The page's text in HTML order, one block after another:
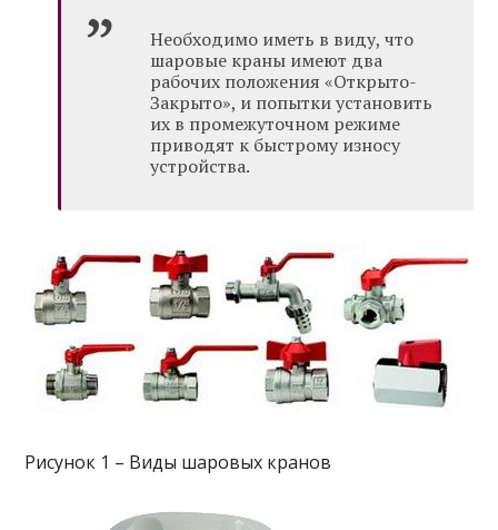
Необходимо иметь в виду, что
шаровые краны имеют два
рабочих положения «Открыто-
Закрыто», и попытки установить
их в промежуточном режиме
приводят к быстрому износу
устройства.
Рисунок 1 – Виды шаровых кранов